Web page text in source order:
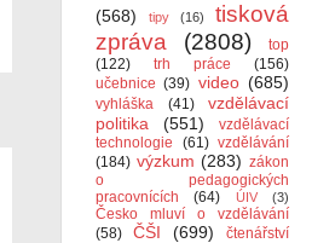
(568)
tipy (16)
tisková
zpráva
(2808)
top
(122)
trh práce
(156)
učebnice (39) video (685)
vyhláška (41)
vzdělávací
politika
(551)
vzdělávací
technologie
(61) vzdělávání
(184) výzkum (283) zákon
o pedagogických
pracovnících
(64) ÚIV (3)
Česko mluví o vzdělávání
(58)
ČŠI (699)
čtenářství